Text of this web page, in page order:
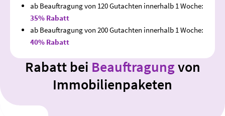
Rabatt bei Beauftragungvon
Immobilienpaketen
ab Beauftragung von 120 Gutachten innerhalb 1 Woche:
35% Rabatt
ab Beauftragung von 200 Gutachten innerhalb 1 Woche:
40% Rabatt